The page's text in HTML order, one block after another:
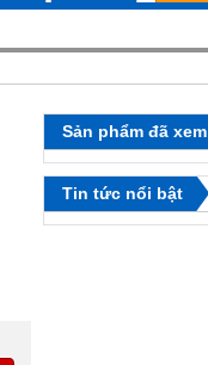
Sản phẩm đã xem
Tin tức nổi bật